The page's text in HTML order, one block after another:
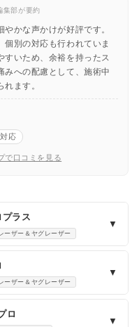
集部が要約
かな声かけが好評です。
別の対応も行われていま
すいため、余裕を持ったス
みへの配慮として、施術中
ます。
応
で口コミを見る
ラス
ーザー＆ヤグレーザー
▼
ーザー＆ヤグレーザー
▼
ロ
▼